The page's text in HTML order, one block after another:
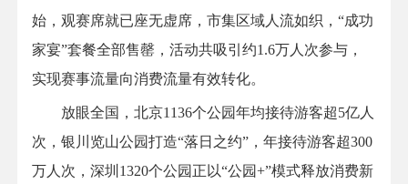
始，观赛席就已座无虚席，市集区域人流如织，“成功
家宴”套餐全部售罄，活动共吸引约1.6万人次参与，
实现赛事流量向消费流量有效转化。
放眼全国，北京1136个公园年均接待游客超5亿人
次，银川览山公园打造“落日之约”，年接待游客超300
万人次，深圳1320个公园正以“公园+”模式释放消费新